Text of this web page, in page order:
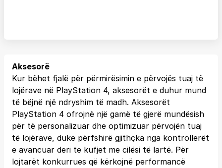
Aksesorë
Kur bëhet fjalë për përmirësimin e përvojës tuaj të
lojërave në PlayStation 4, aksesorët e duhur mund
të bëjnë një ndryshim të madh. Aksesorët
PlayStation 4 ofrojnë një gamë të gjerë mundësish
për të personalizuar dhe optimizuar përvojën tuaj
të lojërave, duke përfshirë gjithçka nga kontrollerët
e avancuar deri te kufjet me cilësi të lartë. Për
lojtarët konkurrues që kërkojnë performancë